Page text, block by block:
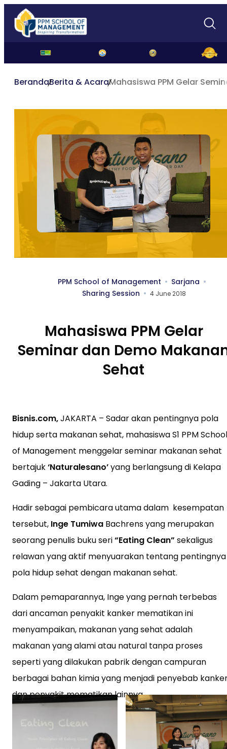
BerandaBerita & AcaraMahasiswa PPM Gelar
PPM School of Management
Sarjana
Sharing Session
4 June 2018
Mahasiswa PPM Gelar
Seminar dan Demo
Sehat
Bisnis.com,JAKARTA – Sadar akan pentingnya pola
hidup serta makanan sehat, mahasiswa S1 PPM School
of Management menggelar seminar makanan sehat
bertajuk‘Naturalesano’yang berlangsung di Kelapa
Gading – Jakarta Utara.
Hadir sebagai pembicara utama dalam kesempatan
tersebut, Inge Tumiwa Bachrens yang merupakan
seorang penulis buku seri“Eating Clean” sekaligus
relawan yang aktif menyuarakan tentang pentingnya
pola hidup sehat dengan makanan sehat.
Dalam pemaparannya, Inge yang pernah terbebas
dari ancaman penyakit kanker mematikan ini
menyampaikan, makanan yang sehat adalah
makanan yang alami atau natural tanpa proses
seperti yang dilakukan pabrik dengan campuran
berbagai bahan kimia yang menjadi penyebab
dan penyakit mematikan lainnya.